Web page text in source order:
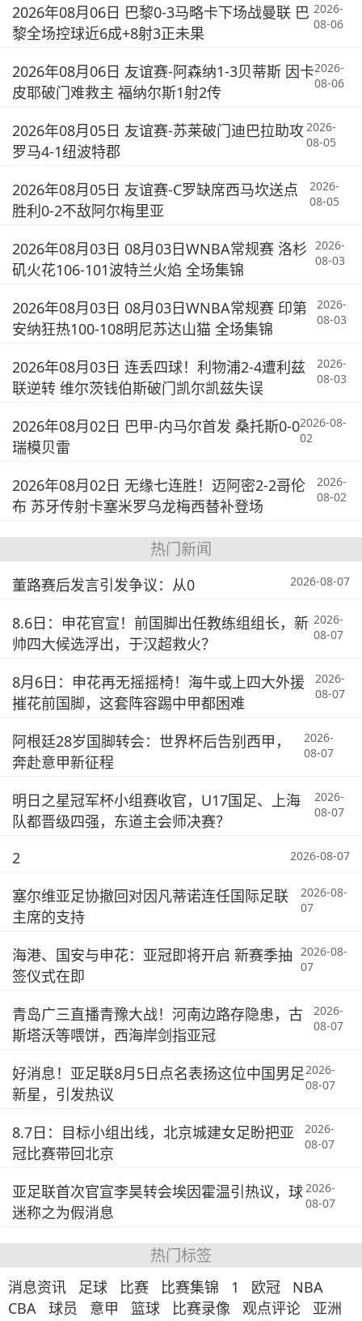
2026年08月06日 巴黎0-3马略卡下场战曼联 巴
黎全场控球近6成+8射3正未果
2026-
08-06
2026年08月06日 友谊赛-阿森纳1-3贝蒂斯 因卡
皮耶破门难救主 福纳尔斯1射2传
2026-
08-06
2026年08月05日 友谊赛-苏莱破门迪巴拉助攻
罗马4-1纽波特郡
2026-
08-05
2026年08月05日 友谊赛-C罗缺席西马坎送点
胜利0-2不敌阿尔梅里亚
2026-
08-05
2026年08月03日 08月03日WNBA常规赛 洛杉
矶火花106-101波特兰火焰 全场集锦
2026-
08-03
2026年08月03日 08月03日WNBA常规赛 印第
安纳狂热100-108明尼苏达山猫 全场集锦
2026-
08-03
2026年08月03日 连丢四球！利物浦2-4遭利兹
联逆转 维尔茨钱伯斯破门凯尔凯兹失误
2026-
08-03
2026年08月02日 巴甲-内马尔首发 桑托斯0-0
瑞模贝雷
2026-08-
02
2026年08月02日 无缘七连胜！迈阿密2-2哥伦
布 苏牙传射卡塞米罗乌龙梅西替补登场
2026-
08-02
热门新闻
董路赛后发言引发争议：从0 2026-08-07
8.6日：申花官宣！前国脚出任教练组组长，新
帅四大候选浮出，于汉超救火？
2026-
08-07
8月6日：申花再无摇摇椅！海牛或上四大外援
摧花前国脚，这套阵容踢中甲都困难
2026-
08-07
阿根廷28岁国脚转会：世界杯后告别西甲，
奔赴意甲新征程
2026-
08-07
明日之星冠军杯小组赛收官，U17国足、上海
队都晋级四强，东道主会师决赛？
2026-
08-07
2 2026-08-07
塞尔维亚足协撤回对因凡蒂诺连任国际足联
主席的支持
2026-08-
07
海港、国安与申花：亚冠即将开启 新赛季抽
签仪式在即
2026-08-
07
青岛广三直播青豫大战！河南边路存隐患，古
斯塔沃等喂饼，西海岸剑指亚冠
2026-
08-07
好消息！亚足联8月5日点名表扬这位中国男足
新星，引发热议
2026-
08-07
8.7日：目标小组出线，北京城建女足盼把亚
冠比赛带回北京
2026-
08-07
亚足联首次官宣李昊转会埃因霍温引热议，球
迷称之为假消息
2026-
08-07
热门标签
消息资讯 足球 比赛 比赛集锦 1 欧冠
NBA
CBA
球员 意甲 篮球 比赛录像 观点评论
亚洲